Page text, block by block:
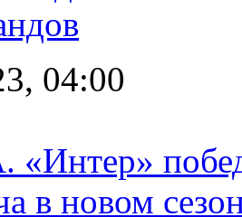
04:00
«Интер»
в новом